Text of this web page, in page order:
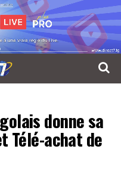
donne sa
Télé-achat de